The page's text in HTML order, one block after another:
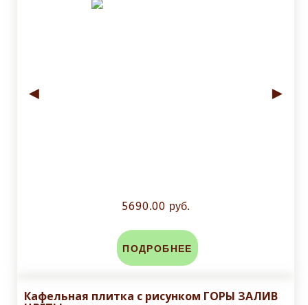
◄ ►
5690.00 руб.
ПОДРОБНЕЕ
Кафельная плитка с рисунком ГОРЫ ЗАЛИВ